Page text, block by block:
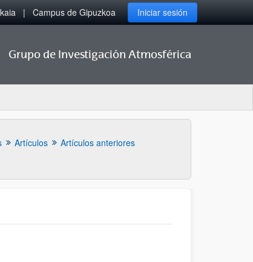
Campus de Gipuzkoa Iniciar sesión
Grupo de Investigación Atmosférica
Artículos
Artículos anteriores